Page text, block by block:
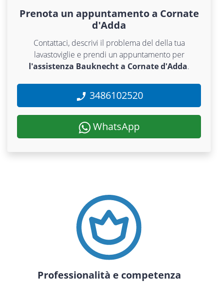
Prenota un appuntamento a Cornate
d'Adda
Contattaci, descrivi il problema del della tua
lavastoviglie e prendi un appuntamento per
l'assistenza Bauknecht a Cornate d'Adda.
3486102520
WhatsApp
Professionalità e competenza